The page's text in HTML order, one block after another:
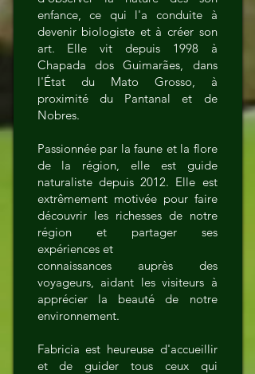
enfance, ce qui l'a conduite à
devenir biologiste et à créer son
art. Elle vit depuis 1998 à
Chapada dos Guimarães, dans
l'État du Mato Grosso, à
proximité du Pantanal et de
Nobres.
Passionnée par la faune et la flore
de la région, elle est guide
naturaliste depuis 2012. Elle est
extrêmement motivée pour faire
découvrir les richesses de notre
région et partager ses
expériences et
connaissances auprès des
voyageurs, aidant les visiteurs à
apprécier la beauté de notre
environnement.
Fabricia est heureuse d'accueillir
et de guider tous ceux qui